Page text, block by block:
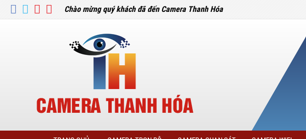
Chào mừng quý khách đã đến Camera Thanh Hóa